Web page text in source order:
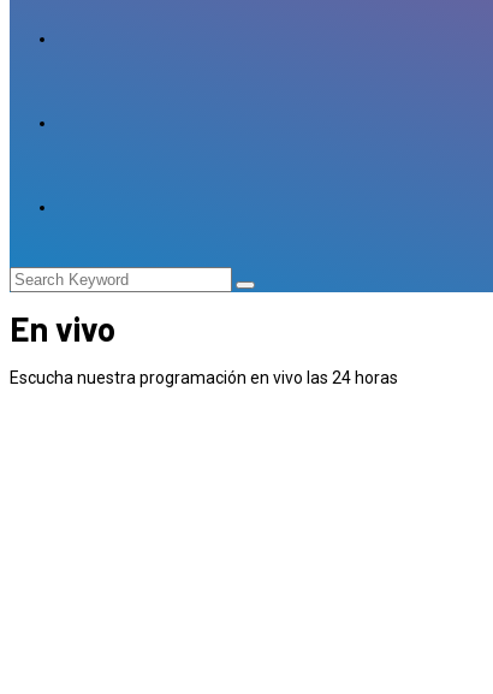
En vivo
Escucha nuestra programación en vivo las 24 horas